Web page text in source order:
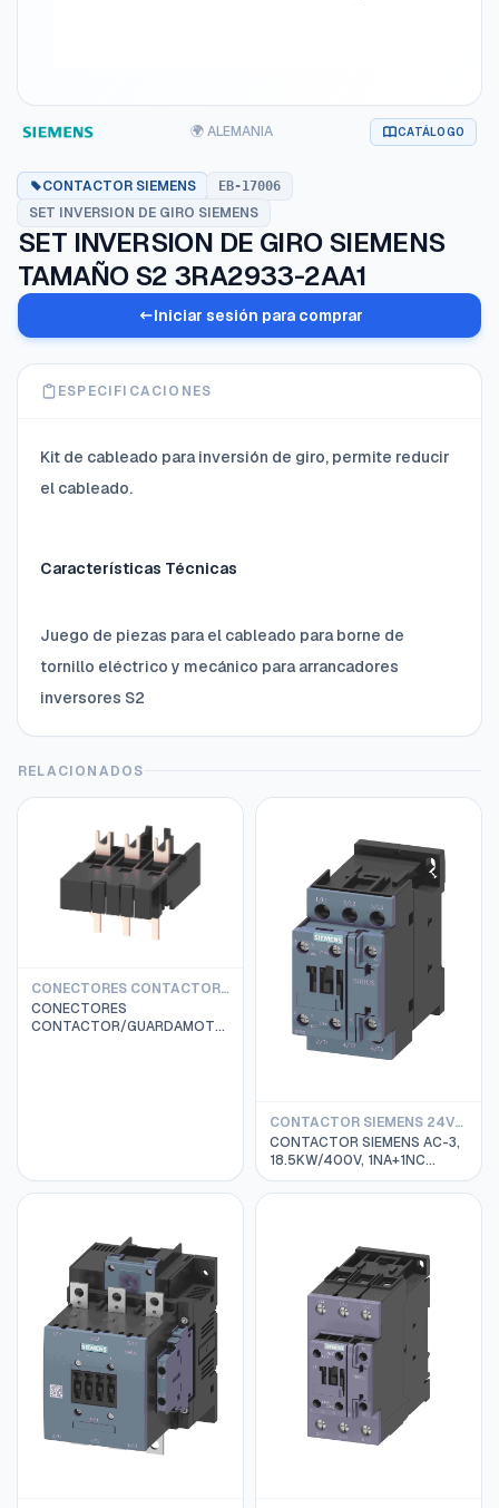
🌍 ALEMANIA CATÁLOGO
CONTACTOR SIEMENS EB-17006
SET INVERSION DE GIRO SIEMENS
SET INVERSION DE GIRO SIEMENS
TAMAÑO S2 3RA2933-2AA1
Iniciar sesión para comprar
ESPECIFICACIONES
Kit de cableado para inversión de giro, permite reducir
el cableado.
Características Técnicas
Juego de piezas para el cableado para borne de
tornillo eléctrico y mecánico para arrancadores
inversores S2
RELACIONADOS
CONECTORES CONTACTOR / GUARDAMOTOR / ARRANCADOR SIEMENS
CONECTORES
CONTACTOR/GUARDAMOTOR
CONTACTOR SIEMENS 24VAC
CONTACTOR SIEMENS AC-3,
18.5KW/400V, 1NA+1NC
BOBINA 24VAC, Tamaño S0
3RT2028-1AB00